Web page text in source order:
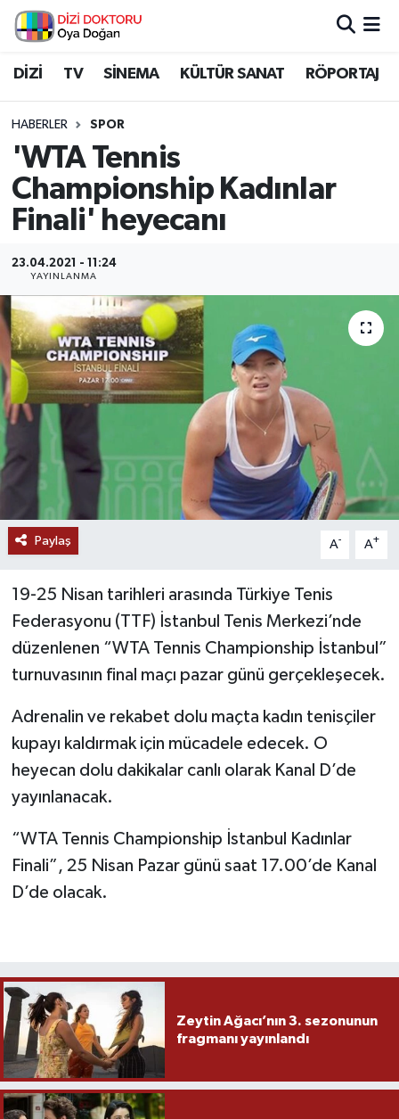
DİZİ TV SİNEMA KÜLTÜR SANAT RÖPORTAJ
HABERLER SPOR
'WTA Tennis
Championship Kadınlar
Finali' heyecanı
23.04.2021 - 11:24
YAYINLANMA
Paylaş A- A+
19-25 Nisan tarihleri arasında Türkiye Tenis
Federasyonu (TTF) İstanbul Tenis Merkezi’nde
düzenlenen “WTA Tennis Championship İstanbul”
turnuvasının final maçı pazar günü gerçekleşecek.
Adrenalin ve rekabet dolu maçta kadın tenisçiler
kupayı kaldırmak için mücadele edecek. O
heyecan dolu dakikalar canlı olarak Kanal D’de
yayınlanacak.
“WTA Tennis Championship İstanbul Kadınlar
Finali”, 25 Nisan Pazar günü saat 17.00’de Kanal
D’de olacak.
Zeytin Ağacı’nın 3. sezonunun
fragmanı yayınlandı
İstanbul Nöbetçi Eczaneler
İstanbul Namaz Vakitleri
İstanbul Trafik Yoğunluk Haritası
Tüm Manşetler
Son Dakika Haberleri
Haber Arşivi